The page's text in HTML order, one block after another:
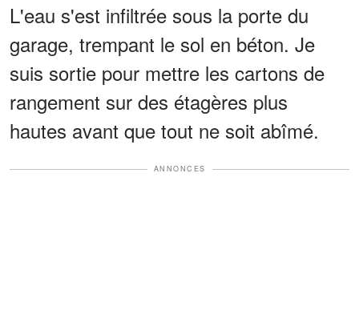
L'eau s'est infiltrée sous la porte du
garage, trempant le sol en béton. Je
suis sortie pour mettre les cartons de
rangement sur des étagères plus
hautes avant que tout ne soit abîmé.
ANNONCES